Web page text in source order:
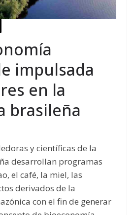
impulsada
en la
brasileña
y científicas de la
desarrollan programas
el café, la miel, las
derivados de la
con el fin de generar